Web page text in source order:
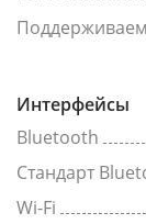
Интерфейсы
Bluetooth
Стандарт
Wi-Fi